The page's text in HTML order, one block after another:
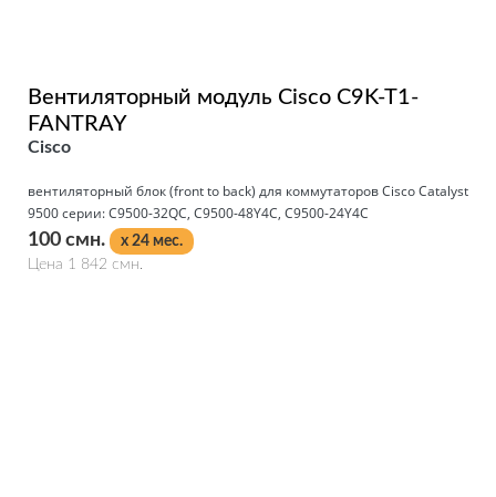
Вентиляторный модуль Cisco C9K-T1-
FANTRAY
Cisco
вентиляторный блок (front to back) для коммутаторов Cisco Catalyst
9500 серии: C9500-32QC, C9500-48Y4C, C9500-24Y4C
100 смн.
x 24 мес.
Цена 1 842 смн.